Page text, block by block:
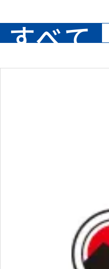
記事一覧
すべて